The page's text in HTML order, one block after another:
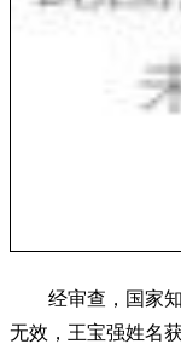
经审查，国家知
无效，王宝强姓名